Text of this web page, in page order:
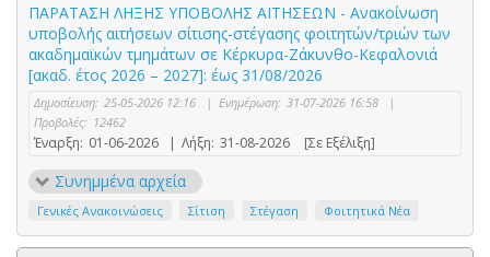
ΠΑΡΑΤΑΣΗ ΛΗΞΗΣ ΥΠΟΒΟΛΗΣ ΑΙΤΗΣΕΩΝ - Ανακοίνωση
υποβολής αιτήσεων σίτισης-στέγασης φοιτητών/τριών των
ακαδημαϊκών τμημάτων σε Κέρκυρα-Ζάκυνθο-Κεφαλονιά
[ακαδ. έτος 2026 – 2027]: έως 31/08/2026
Δημοσίευση: 25-05-2026 12:16 | Ενημέρωση: 31-07-2026 16:58
|
Προβολές: 12462
Έναρξη: 01-06-2026 | Λήξη: 31-08-2026 [Σε Εξέλιξη]
Συνημμένα αρχεία
Γενικές Ανακοινώσεις Σίτιση Στέγαση Φοιτητικά Νέα